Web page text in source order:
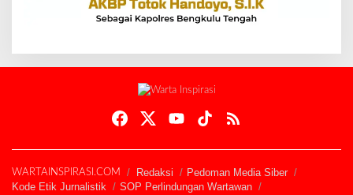
WARTAINSPIRASI.COM Redaksi
Pedoman Media Siber
Kode Etik Jurnalistik
SOP Perlindungan Wartawan